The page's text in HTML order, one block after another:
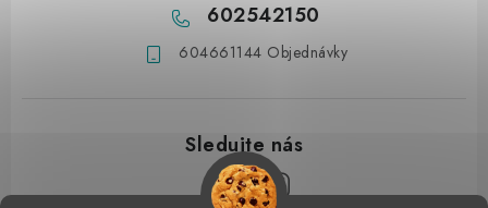
602542150
604661144 Objednávky